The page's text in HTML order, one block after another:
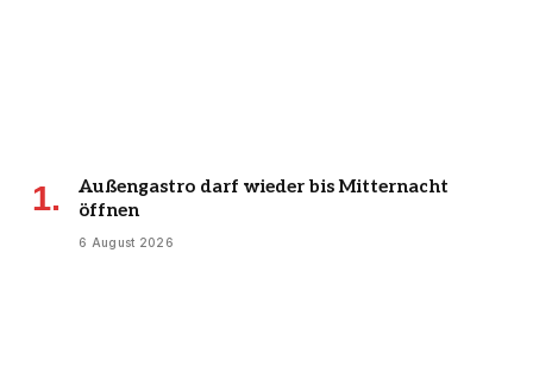
Außengastro darf wieder bis Mitternacht
öffnen
6 August 2026